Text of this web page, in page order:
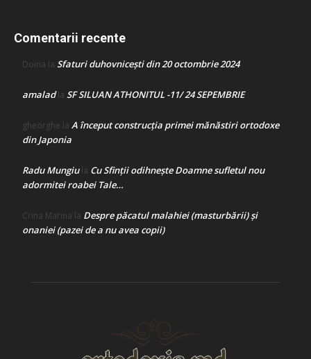
Comentarii recente
Doina la Sfaturi duhovnicești din 20 octombrie 2024
amaladla SF SILUAN ATHONITUL -11/ 24 SEPEMBRIE
gheorghe la A început construcţia primei mănăstiri ortodoxe
din Japonia
Radu Mungiula Cu Sfinții odihnește Doamne sufletul nou
adormitei roabei Tale…
Crina Marina la Despre păcatul malahiei (masturbării) şi
onaniei (pazei de a nu avea copii)